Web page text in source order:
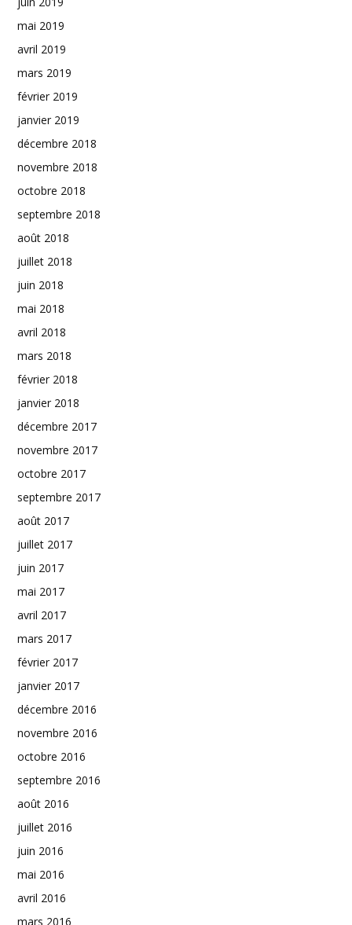
mai 2019
avril 2019
mars 2019
février 2019
janvier 2019
décembre 2018
novembre 2018
octobre 2018
septembre 2018
août 2018
juillet 2018
juin 2018
mai 2018
avril 2018
mars 2018
février 2018
janvier 2018
décembre 2017
novembre 2017
octobre 2017
septembre 2017
août 2017
juillet 2017
juin 2017
mai 2017
avril 2017
mars 2017
février 2017
janvier 2017
décembre 2016
novembre 2016
octobre 2016
septembre 2016
août 2016
juillet 2016
juin 2016
mai 2016
avril 2016
mars 2016